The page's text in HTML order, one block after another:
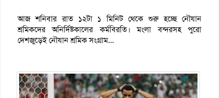
আজ শনিবার রাত ১২টা ১ মিনিট থেকে শুরু হচ্ছে নৌযান
শ্রমিকদের অনির্দিষ্টকালের কর্মবিরতি। মংলা বন্দরসহ পুরো
দেশজুড়েই নৌযান শ্রমিক সংগ্রাম...